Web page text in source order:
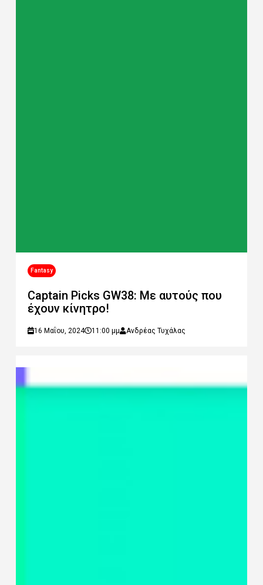
Fantasy
Captain Picks GW38: Με αυτούς που
έχουν κίνητρο!
16 Μαΐου, 2024 11:00 μμ Ανδρέας Τυχάλας